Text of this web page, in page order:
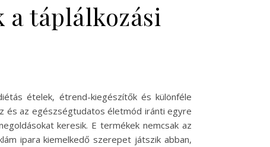
a táplálkozási
ételek, étrend-kiegészítők és különféle
és az egészségtudatos életmód iránti egyre
keresik. E termékek nemcsak az
ipara kiemelkedő szerepet játszik abban,